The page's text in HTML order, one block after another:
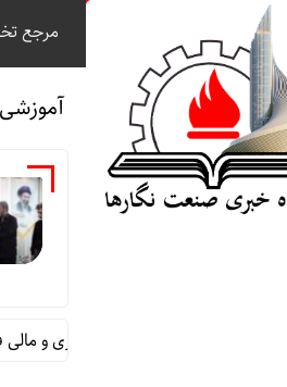
مرجع
آموزشی
قائم مقام مدیرعامل در امور اداری و